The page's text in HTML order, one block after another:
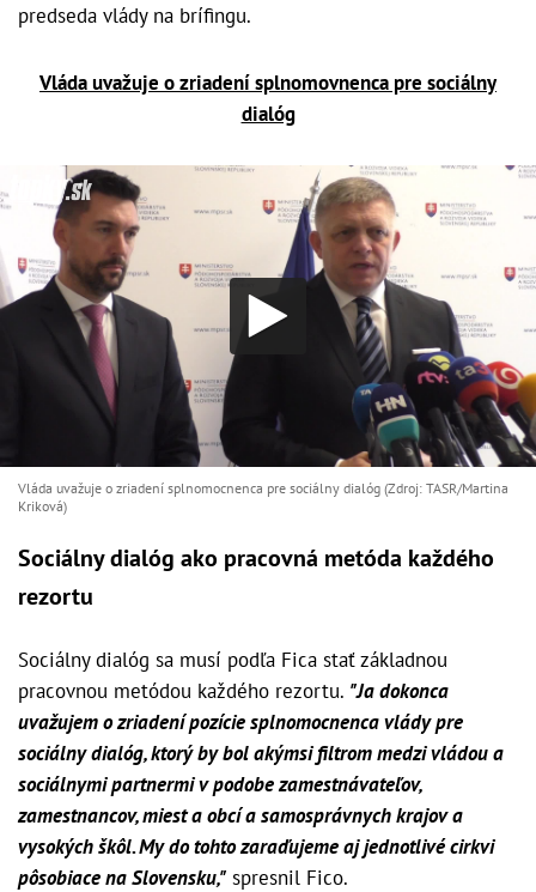
predseda vlády na brífingu.
Vláda uvažuje o zriadení splnomovnenca pre sociálny
dialóg
Vláda uvažuje o zriadení splnomocnenca pre sociálny dialóg (Zdroj: TASR/Martina
Kriková)
Sociálny dialóg ako pracovná metóda každého
rezortu
Sociálny dialóg sa musí podľa Fica stať základnou
pracovnou metódou každého rezortu. "Ja dokonca
uvažujem o zriadení pozície splnomocnenca vlády pre
sociálny dialóg, ktorý by bol akýmsi filtrom medzi vládou a
sociálnymi partnermi v podobe zamestnávateľov,
zamestnancov, miest a obcí a samosprávnych krajov a
vysokých škôl. My do tohto zaraďujeme aj jednotlivé cirkvi
pôsobiace na Slovensku," spresnil Fico.